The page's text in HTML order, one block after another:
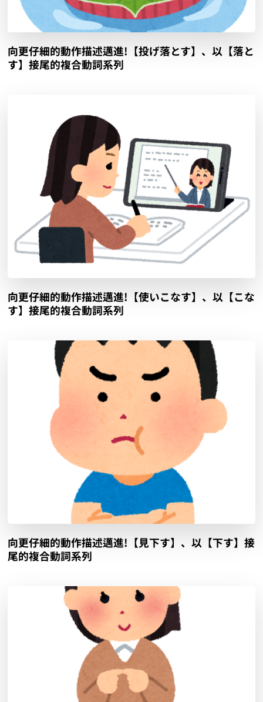
向更仔細的動作描述邁進!【投げ落とす】、以【落と
す】接尾的複合動詞系列
向更仔細的動作描述邁進!【使いこなす】、以【こな
す】接尾的複合動詞系列
向更仔細的動作描述邁進!【見下す】、以【下す】接
尾的複合動詞系列